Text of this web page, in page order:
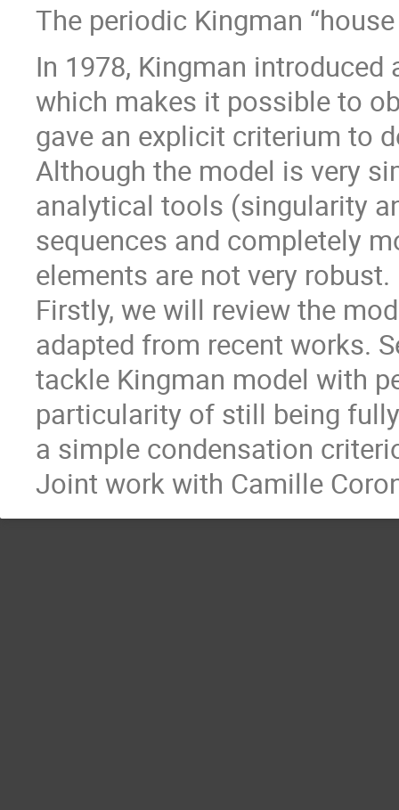
The periodic Kingman
In 1978, Kingman
which makes it possible to
gave an explicit criterium to
Although the model is very
analytical tools (singularity
sequences and completely
elements are not very robust.
Firstly, we will review the
adapted from recent works.
tackle Kingman model with
particularity of still being
a simple condensation
Joint work with Camille